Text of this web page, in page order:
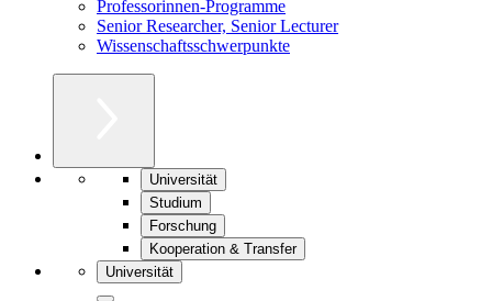
Professorinnen-Programme
Senior Researcher, Senior Lecturer
Wissenschaftsschwerpunkte
Universität
Studium
Forschung
Kooperation & Transfer
Universität